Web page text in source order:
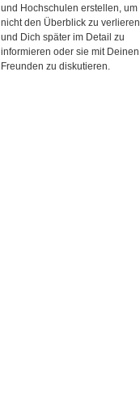
und Hochschulen erstellen, um
nicht den Überblick zu verlieren
und Dich später im Detail zu
informieren oder sie mit Deinen
Freunden zu diskutieren.